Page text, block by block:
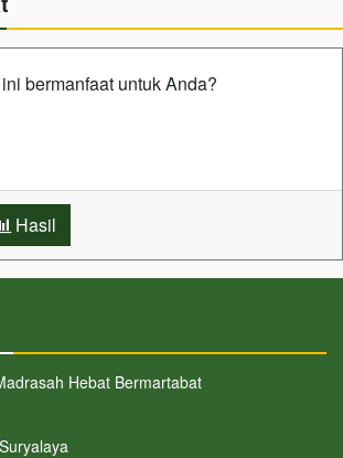
bermanfaat untuk Anda?
Hasil
Hebat Bermartabat